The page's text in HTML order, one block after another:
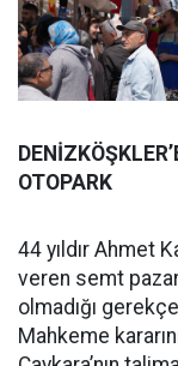
OTOPARK
44 yıldır Ahmet
veren semt
olmadığı
Mahkeme